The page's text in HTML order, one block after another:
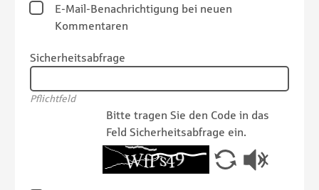
E-Mail-Benachrichtigung bei neuen
Kommentaren
Sicherheitsabfrage
Pflichtfeld
Bitte tragen Sie den Code in das
Feld Sicherheitsabfrage ein.